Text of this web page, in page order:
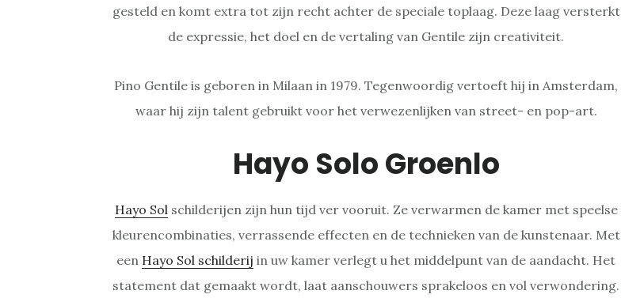
gesteld en komt extra tot zijn recht achter de speciale toplaag. Deze laag versterkt
de expressie, het doel en de vertaling van Gentile zijn creativiteit.
Pino Gentile is geboren in Milaan in 1979. Tegenwoordig vertoeft hij in Amsterdam,
waar hij zijn talent gebruikt voor het verwezenlijken van street- en pop-art.
Hayo Solo Groenlo
Hayo Solschilderijen zijn hun tijd ver vooruit. Ze verwarmen de kamer met speelse
kleurencombinaties, verrassende effecten en de technieken van de kunstenaar. Met
een Hayo Sol schilderij in uw kamer verlegt u het middelpunt van de aandacht. Het
statement dat gemaakt wordt, laat aanschouwers sprakeloos en vol verwondering.